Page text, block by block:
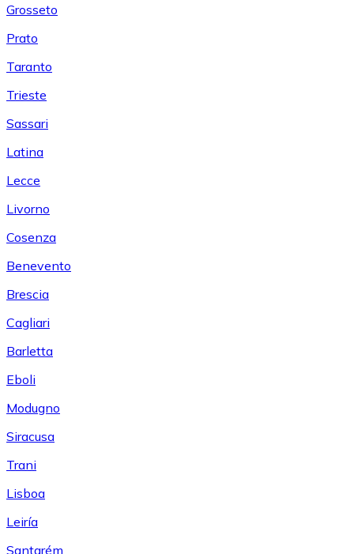
Grosseto
Prato
Taranto
Trieste
Sassari
Latina
Lecce
Livorno
Cosenza
Benevento
Brescia
Cagliari
Barletta
Eboli
Modugno
Siracusa
Trani
Lisboa
Leiría
Santarém